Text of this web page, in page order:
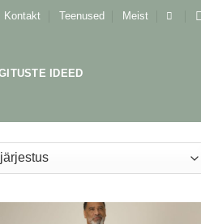
Kontakt Teenused Meist
IDEED